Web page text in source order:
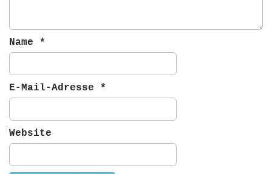
Name *
E-Mail-Adresse *
Website